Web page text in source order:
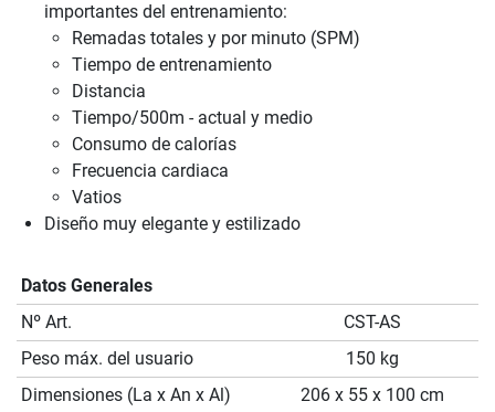
importantes del entrenamiento:
Remadas totales y por minuto (SPM)
Tiempo de entrenamiento
Distancia
Tiempo/500m - actual y medio
Consumo de calorías
Frecuencia cardiaca
Vatios
Diseño muy elegante y estilizado
Datos Generales
Nº Art.
CST-AS
Peso máx. del usuario
150 kg
Dimensiones (La x An x Al)
206 x 55 x 100 cm